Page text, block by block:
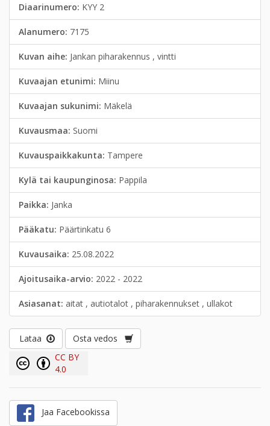
Diaarinumero: KYY 2
Alanumero: 7175
Kuvan aihe: Jankan piharakennus , vintti
Kuvaajan etunimi: Miinu
Kuvaajan sukunimi: Mäkelä
Kuvausmaa: Suomi
Kuvauspaikkakunta: Tampere
Kylä tai kaupunginosa: Pappila
Paikka: Janka
Pääkatu: Päärtinkatu 6
Kuvausaika: 25.08.2022
Ajoitusaika-arvio: 2022 - 2022
Asiasanat: aitat , autiotalot , piharakennukset , ullakot
Lataa
Osta vedos
CC BY
4.0
Jaa Facebookissa